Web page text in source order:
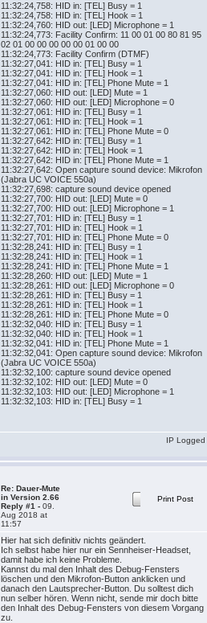
11:32:24,758: HID in: [TEL] Busy = 1
11:32:24,758: HID in: [TEL] Hook = 1
11:32:24,760: HID out: [LED] Microphone = 1
11:32:24,773: Facility Confirm: 11 00 01 00 80 81 95
02 01 00 00 00 00 00 01 00 00
11:32:24,773: Facility Confirm (DTMF)
11:32:27,041: HID in: [TEL] Busy = 1
11:32:27,041: HID in: [TEL] Hook = 1
11:32:27,041: HID in: [TEL] Phone Mute = 1
11:32:27,060: HID out: [LED] Mute = 1
11:32:27,060: HID out: [LED] Microphone = 0
11:32:27,061: HID in: [TEL] Busy = 1
11:32:27,061: HID in: [TEL] Hook = 1
11:32:27,061: HID in: [TEL] Phone Mute = 0
11:32:27,642: HID in: [TEL] Busy = 1
11:32:27,642: HID in: [TEL] Hook = 1
11:32:27,642: HID in: [TEL] Phone Mute = 1
11:32:27,642: Open capture sound device: Mikrofon
(Jabra UC VOICE 550a)
11:32:27,698: capture sound device opened
11:32:27,700: HID out: [LED] Mute = 0
11:32:27,700: HID out: [LED] Microphone = 1
11:32:27,701: HID in: [TEL] Busy = 1
11:32:27,701: HID in: [TEL] Hook = 1
11:32:27,701: HID in: [TEL] Phone Mute = 0
11:32:28,241: HID in: [TEL] Busy = 1
11:32:28,241: HID in: [TEL] Hook = 1
11:32:28,241: HID in: [TEL] Phone Mute = 1
11:32:28,260: HID out: [LED] Mute = 1
11:32:28,261: HID out: [LED] Microphone = 0
11:32:28,261: HID in: [TEL] Busy = 1
11:32:28,261: HID in: [TEL] Hook = 1
11:32:28,261: HID in: [TEL] Phone Mute = 0
11:32:32,040: HID in: [TEL] Busy = 1
11:32:32,040: HID in: [TEL] Hook = 1
11:32:32,041: HID in: [TEL] Phone Mute = 1
11:32:32,041: Open capture sound device: Mikrofon
(Jabra UC VOICE 550a)
11:32:32,100: capture sound device opened
11:32:32,102: HID out: [LED] Mute = 0
11:32:32,103: HID out: [LED] Microphone = 1
11:32:32,103: HID in: [TEL] Busy = 1
IP Logged
Re: Dauer-Mute
in Version 2.66
Reply #1 - 09.
Aug 2018 at
11:57
Print Post
Hier hat sich definitiv nichts geändert.
Ich selbst habe hier nur ein Sennheiser-Headset,
damit habe ich keine Probleme.
Kannst du mal den Inhalt des Debug-Fensters
löschen und den Mikrofon-Button anklicken und
danach den Lautsprecher-Button. Du solltest dich
nun selber hören. Wenn nicht, sende mir doch bitte
den Inhalt des Debug-Fensters von diesem Vorgang
zu.